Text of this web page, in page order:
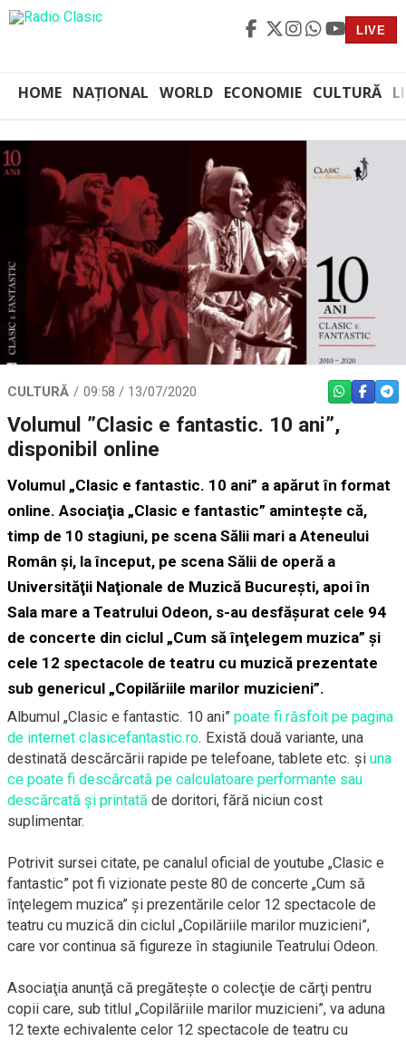
LIVE
HOME NAȚIONAL WORLD ECONOMIE CULTURĂ
CULTURĂ 09:58 / 13/07/2020 WHATSAPP
Volumul ”Clasic e fantastic. 10 ani”,
disponibil online
Volumul „Clasic e fantastic. 10 ani” a apărut în format
online. Asociaţia „Clasic e fantastic” aminteşte că,
timp de 10 stagiuni, pe scena Sălii mari a Ateneului
Român şi, la început, pe scena Sălii de operă a
Universităţii Naţionale de Muzică Bucureşti, apoi în
Sala mare a Teatrului Odeon, s-au desfăşurat cele 94
de concerte din ciclul „Cum să înţelegem muzica” şi
cele 12 spectacole de teatru cu muzică prezentate
sub genericul „Copilăriile marilor muzicieni”.
Albumul „Clasic e fantastic. 10 ani” poate fi răsfoit pe pagina
de internet clasicefantastic.ro. Există două variante, una
destinată descărcării rapide pe telefoane, tablete etc. şi una
ce poate fi descărcată pe calculatoare performante sau
descărcată şi printată de doritori, fără niciun cost
suplimentar.
Potrivit sursei citate, pe canalul oficial de youtube „Clasic e
fantastic” pot fi vizionate peste 80 de concerte „Cum să
înţelegem muzica” şi prezentările celor 12 spectacole de
teatru cu muzică din ciclul „Copilăriile marilor muzicieni”,
care vor continua să figureze în stagiunile Teatrului Odeon.
Asociaţia anunţă că pregăteşte o colecţie de cărţi pentru
copii care, sub titlul „Copilăriile marilor muzicieni”, va aduna
12 texte echivalente celor 12 spectacole de teatru cu